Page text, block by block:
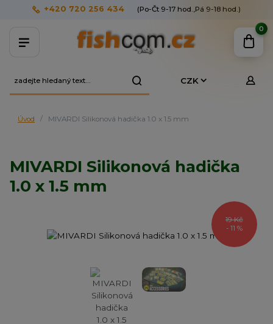
CZK
+420 720 256 434 (Po-Čt 9-17 hod.,Pá 9-18 hod.)
0
Úvod MIVARDI Silikonová hadička 1.0 x 1.5 mm
MIVARDI Silikonová hadička
1.0 x 1.5 mm
19 Kč
- 11 %